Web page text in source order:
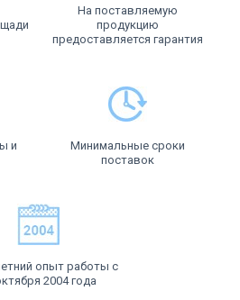
На поставляемую
продукцию
предоставляется гарантия
и
Минимальные сроки
поставок
опыт работы с
2004 года